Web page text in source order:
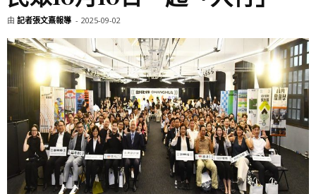
由 記者張文熹報導 - 2025-09-02